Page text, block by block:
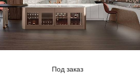
Под заказ